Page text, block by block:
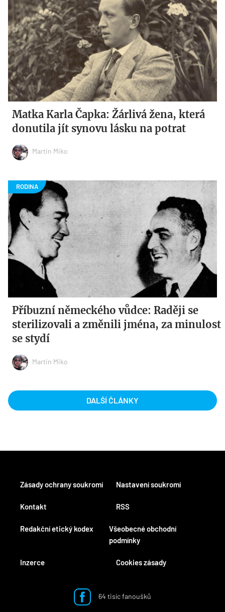
Matka Karla Čapka: Žárlivá žena, která
donutila jít synovu lásku na potrat
Martin Miko
Příbuzní německého vůdce: Raději se
sterilizovali a změnili jména, za minulost
se stydí
Martin Miko
DALŠÍ ČLÁNKY
Kontakt
Redakční etický kodex
Inzerce
RSS
Všeobecné obchodní
podmínky
Cookies zásady
Zásady ochrany soukromí Nastavení soukromí
64 tisíc fanoušků